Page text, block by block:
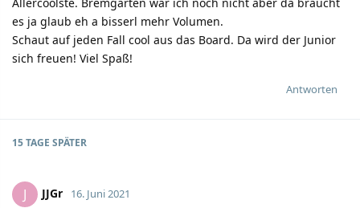
es ja glaub eh a bisserl mehr Volumen.
Schaut auf jeden Fall cool aus das Board. Da wird der Junior
sich freuen! Viel Spaß!
Antworten
15 TAGE SPÄTER
J JJGr 16. Juni 2021